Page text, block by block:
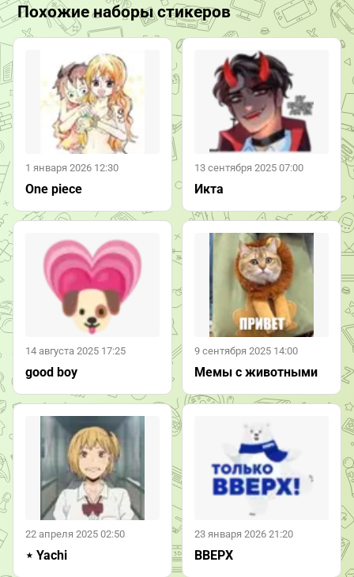
Похожие наборы стикеров
1 января 2026 12:30
One piece
13 сентября 2025 07:00
Икта
14 августа 2025 17:25
good boy
9 сентября 2025 14:00
Мемы с животными
22 апреля 2025 02:50
⋆ Yachi
23 января 2026 21:20
ВВЕРХ